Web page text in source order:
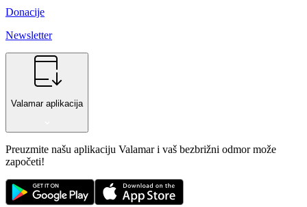
Donacije
Newsletter
Valamar aplikacija
Preuzmite našu aplikaciju Valamar i vaš bezbrižni odmor može
započeti!